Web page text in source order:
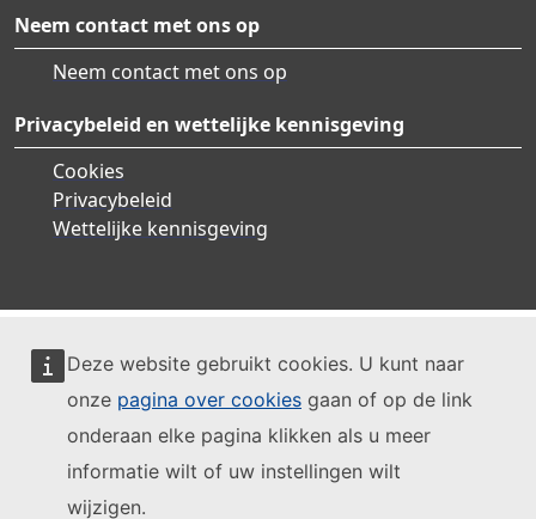
Deze website gebruikt cookies. U kunt naar
onze pagina over cookies gaan of op de link
onderaan elke pagina klikken als u meer
informatie wilt of uw instellingen wilt
wijzigen.
Neem contact met ons op
Neem contact met ons op
Privacybeleid en wettelijke kennisgeving
Cookies
Privacybeleid
Wettelijke kennisgeving